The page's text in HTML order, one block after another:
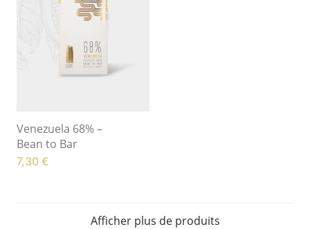
Venezuela 68% –
Bean to Bar
7,30 €
Afficher plus de produits